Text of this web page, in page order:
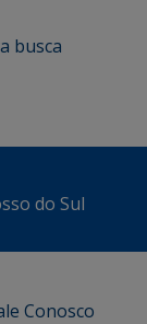
busca
do Sul
Conosco